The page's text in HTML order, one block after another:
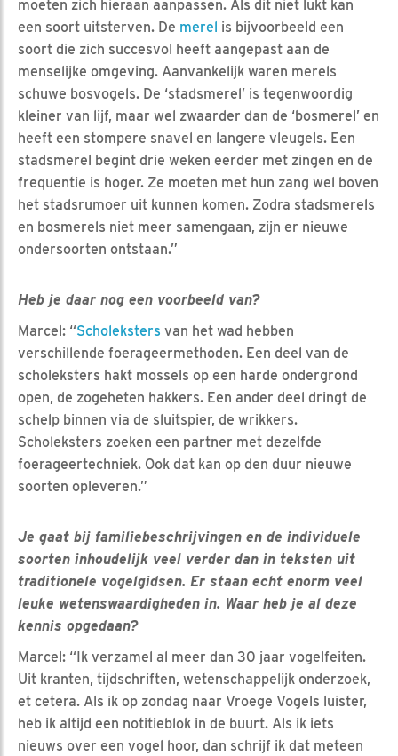
moeten zich hieraan aanpassen. Als dit niet lukt kan
een soort uitsterven. De merel is bijvoorbeeld een
soort die zich succesvol heeft aangepast aan de
menselijke omgeving. Aanvankelijk waren merels
schuwe bosvogels. De ‘stadsmerel’ is tegenwoordig
kleiner van lijf, maar wel zwaarder dan de ‘bosmerel’ en
heeft een stompere snavel en langere vleugels. Een
stadsmerel begint drie weken eerder met zingen en de
frequentie is hoger. Ze moeten met hun zang wel boven
het stadsrumoer uit kunnen komen. Zodra stadsmerels
en bosmerels niet meer samengaan, zijn er nieuwe
ondersoorten ontstaan.”
Heb je daar nog een voorbeeld van?
Marcel: “Scholeksters van het wad hebben
verschillende foerageermethoden. Een deel van de
scholeksters hakt mossels op een harde ondergrond
open, de zogeheten hakkers. Een ander deel dringt de
schelp binnen via de sluitspier, de wrikkers.
Scholeksters zoeken een partner met dezelfde
foerageertechniek. Ook dat kan op den duur nieuwe
soorten opleveren.”
Je gaat bij familiebeschrijvingen en de individuele
soorten inhoudelijk veel verder dan in teksten uit
traditionele vogelgidsen. Er staan echt enorm veel
leuke wetenswaardigheden in. Waar heb je al deze
kennis opgedaan?
Marcel: “Ik verzamel al meer dan 30 jaar vogelfeiten.
Uit kranten, tijdschriften, wetenschappelijk onderzoek,
et cetera. Als ik op zondag naar Vroege Vogels luister,
heb ik altijd een notitieblok in de buurt. Als ik iets
nieuws over een vogel hoor, dan schrijf ik dat meteen